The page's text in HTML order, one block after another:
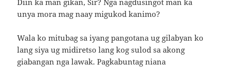
Diin ka man gikan, Sir? Nga nagdusingot man ka
unya mora mag naay migukod kanimo?
Wala ko mitubag sa iyang pangotana ug gilabyan ko
lang siya ug midiretso lang kog sulod sa akong
giabangan nga lawak. Pagkabuntag niana